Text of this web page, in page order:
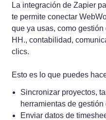
La integración de Zapier
te permite conectar
que ya usas, como
HH., contabilidad,
clics.
Esto es lo que puedes
Sincronizar proyectos,
herramientas de
Enviar datos de